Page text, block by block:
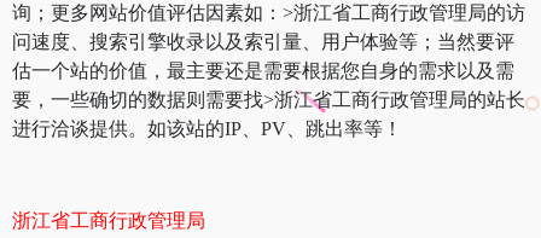
询；更多网站价值评估因素如：>浙江省工商行政管理局的访
问速度、搜索引擎收录以及索引量、用户体验等；当然要评
估一个站的价值，最主要还是需要根据您自身的需求以及需
要，一些确切的数据则需要找>浙江省工商行政管理局的站长
进行洽谈提供。如该站的IP、PV、跳出率等！
浙江省工商行政管理局